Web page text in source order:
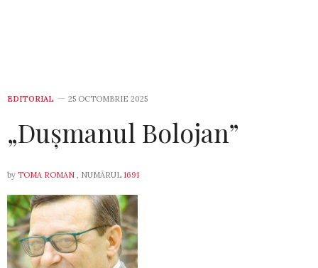
EDITORIAL 25 OCTOMBRIE 2025
„Dușmanul Bolojan”
by TOMA ROMAN , NUMĂRUL 1691